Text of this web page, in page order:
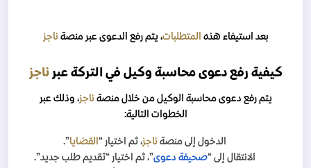
بعد استيفاء هذه المتطلبات، يتم رفع الدعوى عبر منصة ناجز
كيفية رفع دعوى محاسبة وكيل في التركة عبرناجز
يتم رفع دعوى محاسبة الوكيل من خلال منصة ناجز، وذلك عبر
الخطوات التالية:
الدخول إلى منصة ناجز، ثم اختيار “ القضايا”.
الانتقال إلى “صحيفة دعوى”، ثم اختيار “تقديم طلب جديد”.